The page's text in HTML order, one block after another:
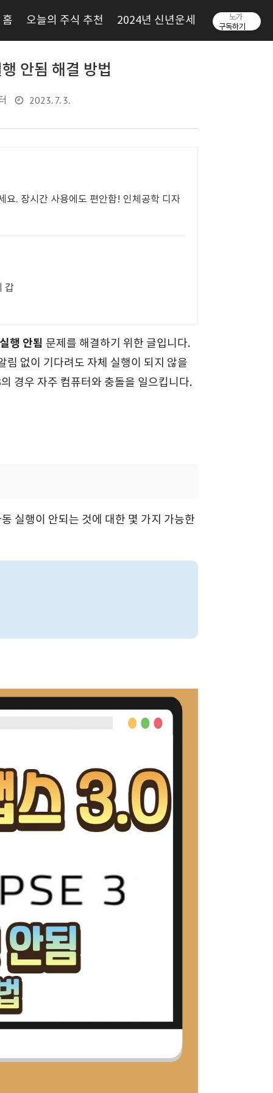
홈 오늘의 주식 추천 2024년 신년운세
안됨 해결 방법
2023. 7. 3.
요. 장시간 사용에도 편안함! 인체공학 디자
갑
행 안됨 문제를 해결하기 위한 글입니다.
없이 기다려도 자체 실행이 되지 않을
경우 자주 컴퓨터와 충돌을 일으킵니다.
실행이 안되는 것에 대한 몇 가지 가능한
노가
구독하기